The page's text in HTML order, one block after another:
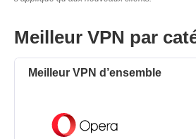
Meilleur VPN par
Meilleur VPN d’ensemble